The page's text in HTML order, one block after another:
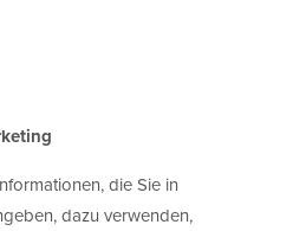
die Sie in
dazu verwenden,